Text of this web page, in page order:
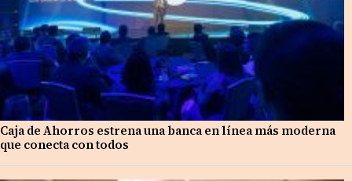
Caja de Ahorros estrena una banca en línea más moderna
que conecta con todos